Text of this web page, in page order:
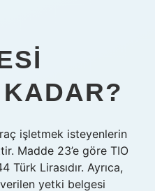
işletmek isteyenlerin
Madde 23’e göre TIO
Lirasıdır. Ayrıca,
yetki belgesi